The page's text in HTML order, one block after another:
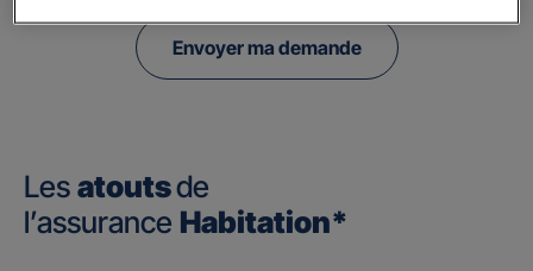
Envoyer ma demande
Les atoutsde
l’assurance Habitation*